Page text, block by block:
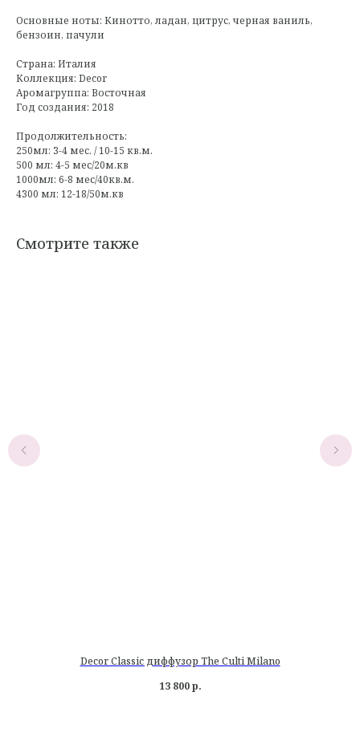
Основные ноты: Кинотто, ладан, цитрус, черная ваниль,
бензоин, пачули
Страна: Италия
Коллекция: Decor
Аромагруппа: Восточная
Год создания: 2018
Продолжительность:
250мл: 3-4 мес. / 10-15 кв.м.
500 мл: 4-5 мес/20м.кв
1000мл: 6-8 мес/40кв.м.
4300 мл: 12-18/50м.кв
Смотрите также
Decor Classic диффузор The Culti Milano
13 800 р.